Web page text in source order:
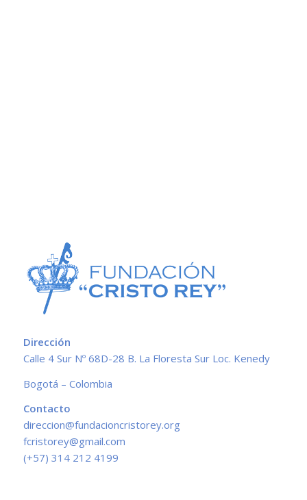
Dirección
Calle 4 Sur Nº 68D-28 B. La Floresta Sur Loc. Kenedy
Bogotá – Colombia
Contacto
direccion@fundacioncristorey.org
fcristorey@gmail.com
(+57) 314 212 4199